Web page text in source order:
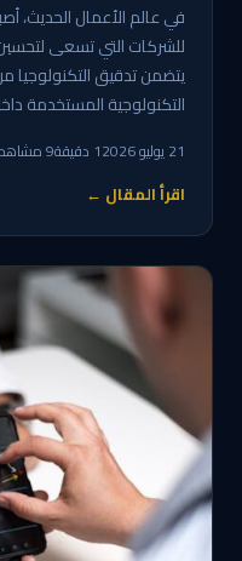
في عالم الأعمال الحديث،
للشركات التي تسعى لتحسين
يتضمن تدقيق التكنولوجيا
التكنولوجية المستخدمة
21 يوليو 2026 1 دقيقة 9 مشاهدة
اقرأ المقال ←